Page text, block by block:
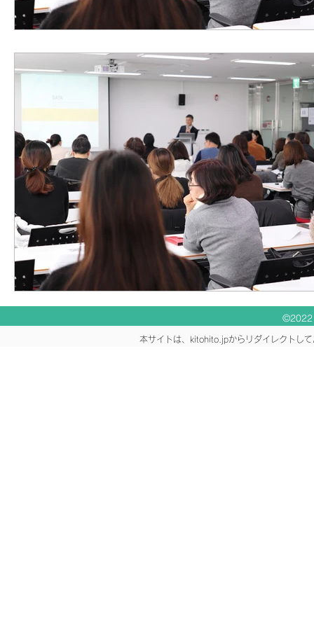
©2022
本サイトは、kitohito.jpからリダイレクトし